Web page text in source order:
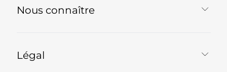
Nous connaître
Légal